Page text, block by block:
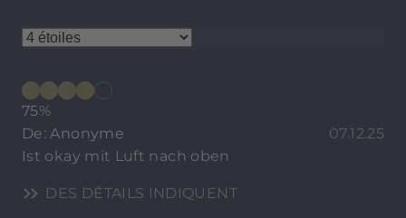
75%
De: Anonyme
07.12.25
Ist okay mit Luft nach oben
DES DÉTAILS INDIQUENT